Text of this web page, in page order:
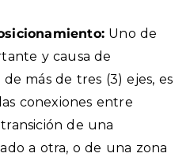
Uno de
y causa de
más de tres (3) ejes, es
conexiones entre
de una
a otra, o de una zona